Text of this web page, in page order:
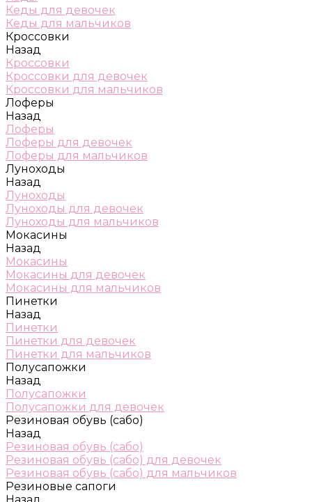
Кеды для девочек
Кеды для мальчиков
Кроссовки
Назад
Кроссовки
Кроссовки для девочек
Кроссовки для мальчиков
Лоферы
Назад
Лоферы
Лоферы для девочек
Лоферы для мальчиков
Луноходы
Назад
Луноходы
Луноходы для девочек
Луноходы для мальчиков
Мокасины
Назад
Мокасины
Мокасины для девочек
Мокасины для мальчиков
Пинетки
Назад
Пинетки
Пинетки для девочек
Пинетки для мальчиков
Полусапожки
Назад
Полусапожки
Полусапожки для девочек
Резиновая обувь (сабо)
Назад
Резиновая обувь (сабо)
Резиновая обувь (сабо) для девочек
Резиновая обувь (сабо) для мальчиков
Резиновые сапоги